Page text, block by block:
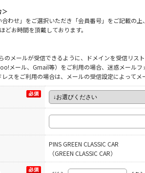
＞
合わせ」をご選択いただき「会員番号」をご記載の
お時間を頂戴しております。
のメールが受信できるように、ドメインを受信リス
メール、Gmail等）をご利用の場合、迷惑メールフ
スをご利用の場合は、メールの受信設定によってメ
PINS GREEN CLASSIC CAR
（GREEN CLASSIC CAR）